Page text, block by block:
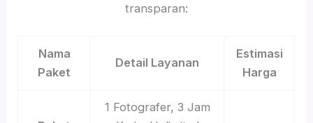
transparan:
Nama
Paket
Detail Layanan
Estimasi
Harga
1 Fotografer, 3 Jam